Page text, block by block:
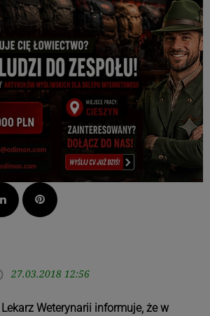
LinkedInPinterest
27.03.2018 12:56
Weterynarii informuje, że w